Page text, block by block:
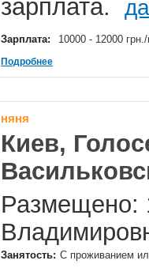
зарплата.
Зарплата: 10000 - 12000
Подробнее
няня
Киев,
Размещено:
Занятость: С проживанием